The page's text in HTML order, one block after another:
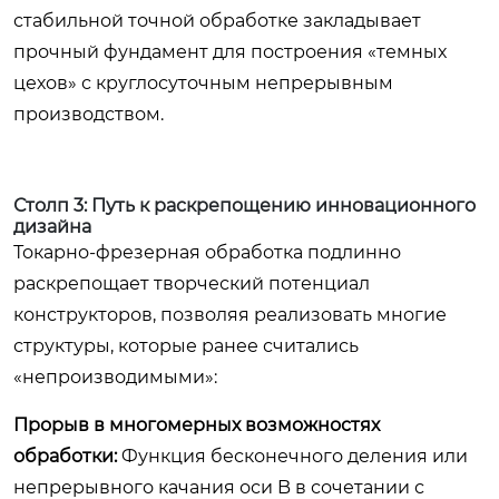
стабильной точной обработке закладывает
прочный фундамент для построения «темных
цехов» с круглосуточным непрерывным
производством.
Столп 3: Путь к раскрепощению инновационного
дизайна
Токарно-фрезерная обработка подлинно
раскрепощает творческий потенциал
конструкторов, позволяя реализовать многие
структуры, которые ранее считались
«непроизводимыми»:
Прорыв в многомерных возможностях
обработки:Функция бесконечного деления или
непрерывного качания оси B в сочетании с